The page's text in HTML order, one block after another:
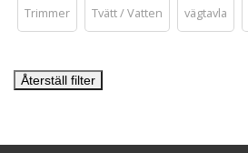
Trimmer Tvätt / Vatten vägtavla
Återställ filter